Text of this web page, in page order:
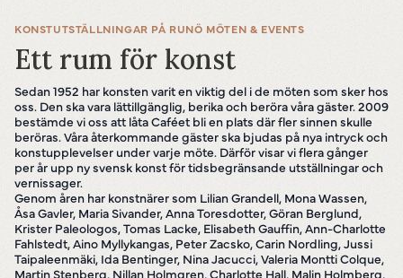
KONSTUTSTÄLLNINGAR PÅ RUNÖ MÖTEN & EVENTS
Ett rum för konst
Sedan 1952 har konsten varit en viktig del i de möten som sker hos
oss. Den ska vara lättillgänglig, berika och beröra våra gäster. 2009
bestämde vi oss att låta Caféet bli en plats där fler sinnen skulle
beröras. Våra återkommande gäster ska bjudas på nya intryck och
konstupplevelser under varje möte. Därför visar vi flera gånger
per år upp ny svensk konst för tidsbegränsande utställningar och
vernissager.
Genom åren har konstnärer som Lilian Grandell, Mona Wassen,
Åsa Gavler, Maria Sivander, Anna Toresdotter, Göran Berglund,
Krister Paleologos, Tomas Lacke, Elisabeth Gauffin, Ann-Charlotte
Fahlstedt, Aino Myllykangas, Peter Zacsko, Carin Nordling, Jussi
Taipaleenmäki, Ida Bentinger, Nina Jacucci, Valeria Montti Colque,
Martin Stenberg, Nillan Holmgren, Charlotte Hall, Malin Holmberg,